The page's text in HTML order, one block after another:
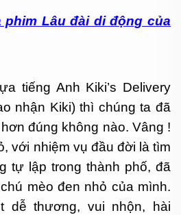
phim Lâu đài di động của
tiếng Anh Kiki’s Delivery
nhận Kiki) thì chúng ta đã
đúng không nào. Vâng !
với nhiệm vụ đầu đời là tìm
tự lập trong thành phố, đã
mèo đen nhỏ của mình.
dễ thương, vui nhộn, hài